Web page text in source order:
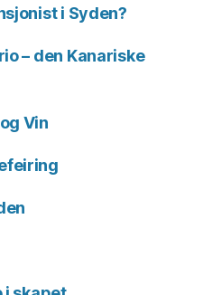
i Syden?
– den Kanariske
Vin